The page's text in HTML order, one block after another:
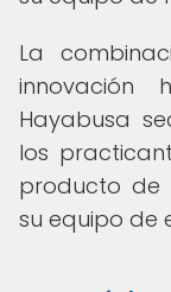
La
Hayabusa
los
producto
su equipo de